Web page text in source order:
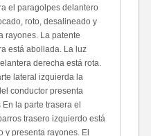
el paragolpes delantero
roto, desalineado y
rayones. La patente
está abollada. La luz
derecha está rota.
lateral izquierda la
conductor presenta
la parte trasera el
trasero izquierdo está
y presenta rayones. El